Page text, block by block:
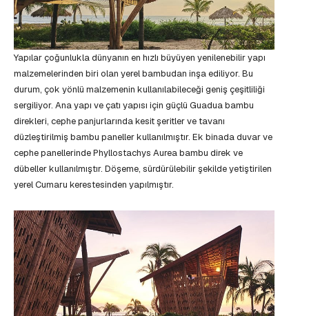
Yapılar çoğunlukla dünyanın en hızlı büyüyen yenilenebilir yapı
malzemelerinden biri olan yerel bambudan inşa ediliyor. Bu
durum, çok yönlü malzemenin kullanılabileceği geniş çeşitliliği
sergiliyor. Ana yapı ve çatı yapısı için güçlü Guadua bambu
direkleri, cephe panjurlarında kesit şeritler ve tavanı
düzleştirilmiş bambu paneller kullanılmıştır. Ek binada duvar ve
cephe panellerinde Phyllostachys Aurea bambu direk ve
dübeller kullanılmıştır. Döşeme, sürdürülebilir şekilde yetiştirilen
yerel Cumaru kerestesinden yapılmıştır.